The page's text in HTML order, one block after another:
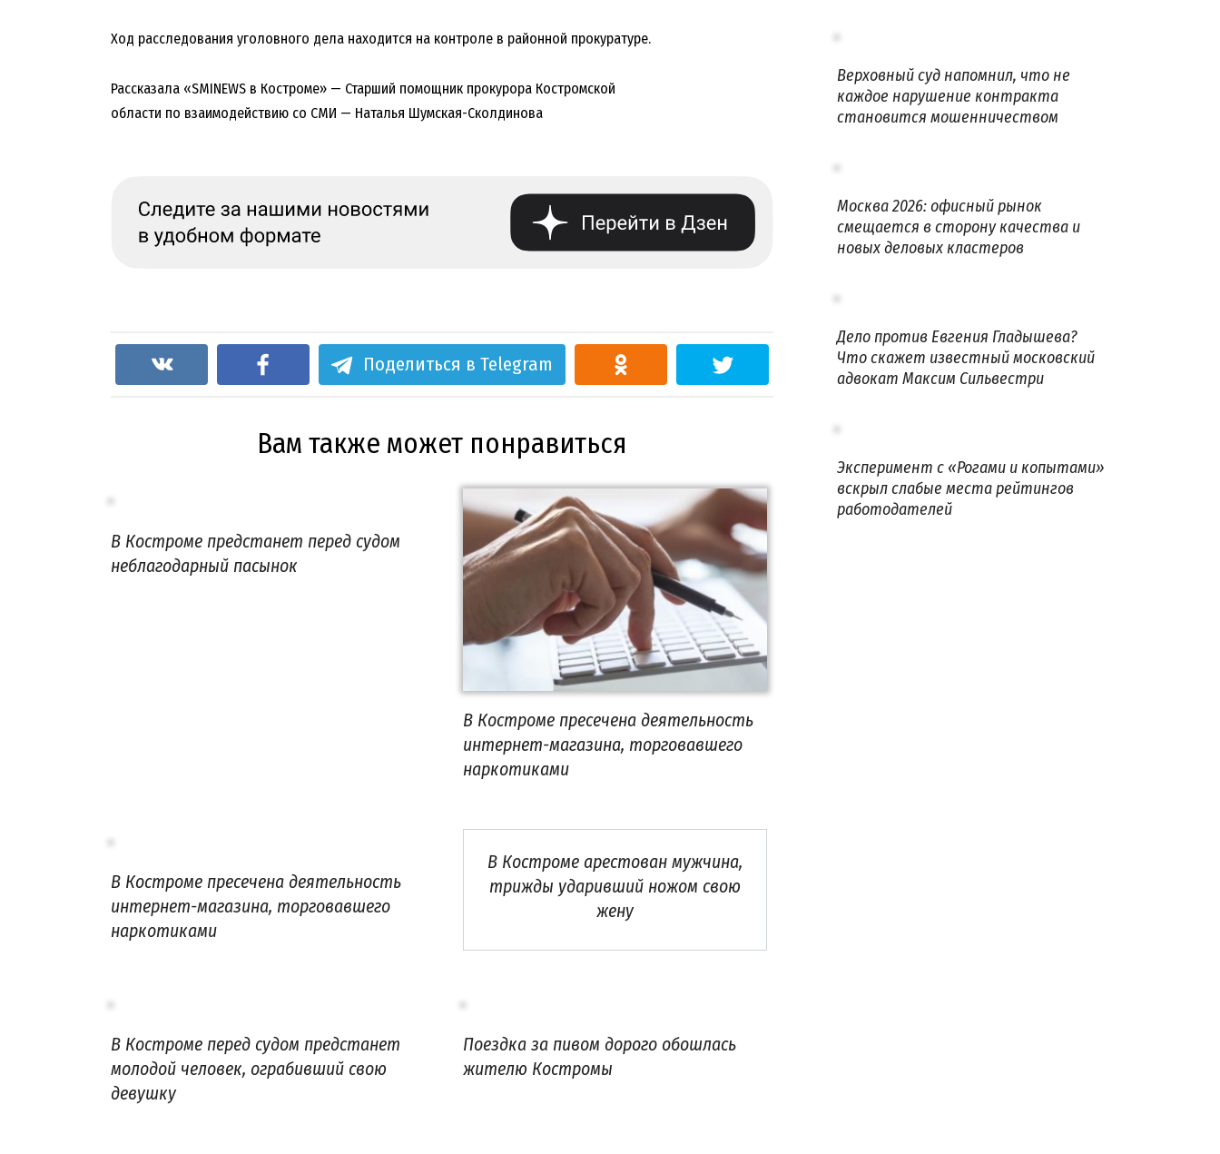
Ход расследования уголовного дела находится на контроле в районной прокуратуре.
Рассказала «SMINEWS в Костроме» — Старший помощник прокурора Костромской
области по взаимодействию со СМИ — Наталья Шумская-Сколдинова
Поделиться в Telegram
Вам также может понравиться
В Костроме предстанет перед судом
неблагодарный пасынок
В Костроме пресечена деятельность
интернет-магазина, торговавшего
наркотиками
В Костроме пресечена деятельность
интернет-магазина, торговавшего
наркотиками
В Костроме арестован мужчина,
трижды ударивший ножом свою
жену
В Костроме перед судом предстанет
молодой человек, ограбивший свою
девушку
Поездка за пивом дорого обошлась
жителю Костромы
Верховный суд напомнил, что не
каждое нарушение контракта
становится мошенничеством
Москва 2026: офисный рынок
смещается в сторону качества и
новых деловых кластеров
Дело против Евгения Гладышева?
Что скажет известный московский
адвокат Максим Сильвестри
Эксперимент с «Рогами и копытами»
вскрыл слабые места рейтингов
работодателей